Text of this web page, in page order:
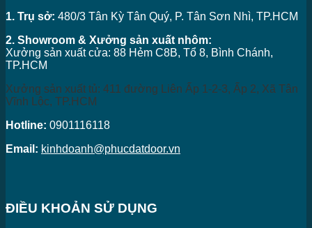
1. Trụ sở: 480/3 Tân Kỳ Tân Quý, P. Tân Sơn Nhì, TP.HCM
2. Showroom & Xưởng sản xuất nhôm:
Xưởng sản xuất cửa: 88 Hẻm C8B, Tổ 8, Bình Chánh,
TP.HCM
Xưởng sản xuất tủ: 411 đường Liên Ấp 1-2-3, Ấp 2, Xã Tân
Vĩnh Lộc, TP.HCM
Hotline: 0901116118
Email: kinhdoanh@phucdatdoor.vn
ĐIỀU KHOẢN SỬ DỤNG